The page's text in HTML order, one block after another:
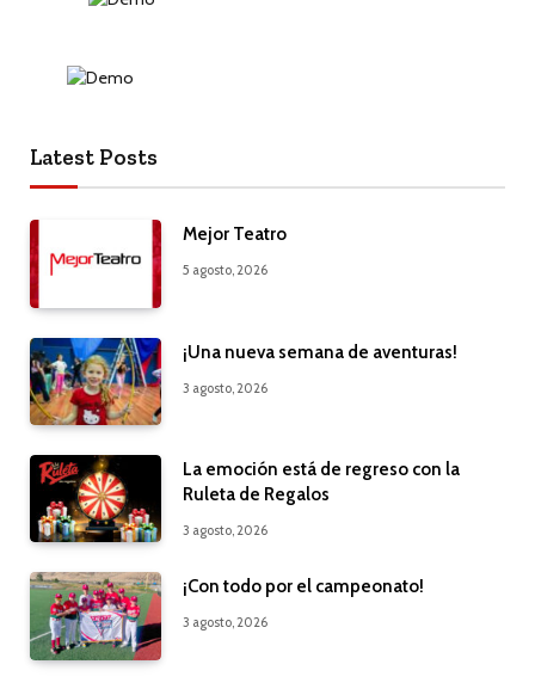
Latest Posts
Mejor Teatro
5 agosto, 2026
¡Una nueva semana de aventuras!
3 agosto, 2026
La emoción está de regreso con la
Ruleta de Regalos
3 agosto, 2026
¡Con todo por el campeonato!
3 agosto, 2026